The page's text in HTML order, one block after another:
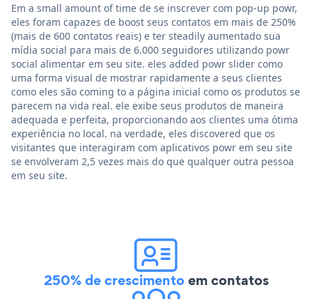
Em a small amount of time de se inscrever com pop-up powr,
eles foram capazes de boost seus contatos em mais de 250%
(mais de 600 contatos reais) e ter steadily aumentado sua
mídia social para mais de 6.000 seguidores utilizando powr
social alimentar em seu site. eles added powr slider como
uma forma visual de mostrar rapidamente a seus clientes
como eles são coming to a página inicial como os produtos se
parecem na vida real. ele exibe seus produtos de maneira
adequada e perfeita, proporcionando aos clientes uma ótima
experiência no local. na verdade, eles discovered que os
visitantes que interagiram com aplicativos powr em seu site
se envolveram 2,5 vezes mais do que qualquer outra pessoa
em seu site.
250% de crescimentoem contatos